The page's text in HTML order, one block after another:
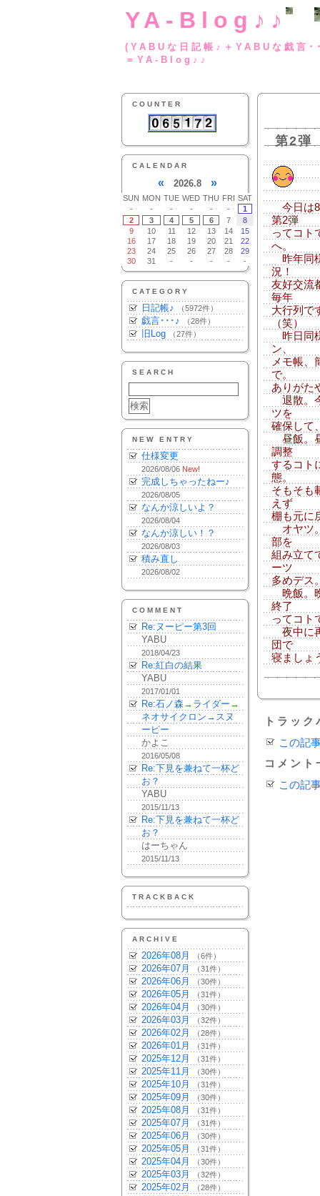
YA-Blog♪♪
(YABUな日記帳♪
＝YA-Blog♪♪
COUNTER
CALENDAR
« 2026.8 »
SUN MON TUE WED THU FRI SAT
-
- - - - -
1
2
3 4 5 6 7
8
9
10 11 12 13 14
15
16
17 18 19 20 21
22
23
24 25 26 27 28
29
30
31 - - - - -
CATEGORY
日記帳♪ （5972件）
戯言･･･♪ （28件）
旧Log （27件）
SEARCH
NEW ENTRY
仕様変更
2026/08/06 New!
完成しちゃったねー♪
2026/08/05
なんか涼しいよ？
2026/08/04
なんか涼しい！？
2026/08/03
積み直し
2026/08/02
COMMENT
Re:ヌーピー第3回
YABU
2018/04/23
Re:紅白の結果
YABU
2017/01/01
Re:石ノ森→ライダー→
ネオサイクロン→スヌ
ーピー
かよこ
2016/05/08
Re:下見を兼ねて一杯ど
お？
YABU
2015/11/13
Re:下見を兼ねて一杯ど
お？
はーちゃん
2015/11/13
TRACKBACK
ARCHIVE
2026年08月 （6件）
2026年07月 （31件）
2026年06月 （30件）
2026年05月 （31件）
2026年04月 （30件）
2026年03月 （32件）
2026年02月 （28件）
2026年01月 （31件）
2025年12月 （31件）
2025年11月 （30件）
2025年10月 （31件）
2025年09月 （30件）
2025年08月 （31件）
2025年07月 （31件）
2025年06月 （30件）
2025年05月 （31件）
2025年04月 （30件）
2025年03月 （32件）
2025年02月 （28件）
第2弾
今日は8
第2弾
ってコト
へ。
昨年同
況！
友好交流
毎年
大行列で
（笑）
昨日同
ン、
メモ帳、
で。
ありがた
退散。
ツを
確保して
昼飯。
調整
するコト
態。
そもそも
えず
棚も元に
オヤツ
部を
組み立て
ーツ
多めデス
晩飯。
終了
ってコト
夜中に
団で
寝ましょ
トラッ
この記
コメント
この記